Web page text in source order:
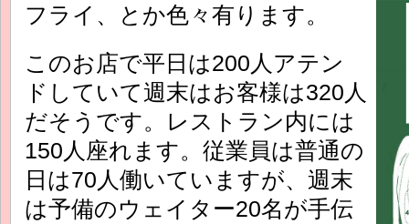
フライ、とか色々有ります。
このお店で平日は200人アテン
ドしていて週末はお客様は320人
だそうです。レストラン内には
150人座れます。従業員は普通の
日は70人働いていますが、週末
は予備のウェイター20名が手伝